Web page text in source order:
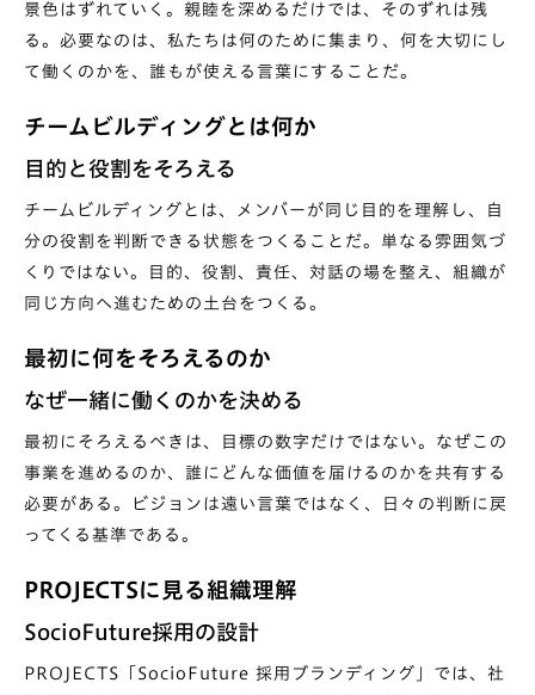
景色はずれていく。親睦を深めるだけでは、そのずれは残
る。必要なのは、私たちは何のために集まり、何を大切にし
て働くのかを、誰もが使える言葉にすることだ。
チームビルディングとは何か
目的と役割をそろえる
チームビルディングとは、メンバーが同じ目的を理解し、自
分の役割を判断できる状態をつくることだ。単なる雰囲気づ
くりではない。目的、役割、責任、対話の場を整え、組織が
同じ方向へ進むための土台をつくる。
最初に何をそろえるのか
なぜ一緒に働くのかを決める
最初にそろえるべきは、目標の数字だけではない。なぜこの
事業を進めるのか、誰にどんな価値を届けるのかを共有する
必要がある。ビジョンは遠い言葉ではなく、日々の判断に戻
ってくる基準である。
PROJECTSに見る組織理解
SocioFuture採用の設計
PROJECTS「SocioFuture 採用ブランディング」 では、社